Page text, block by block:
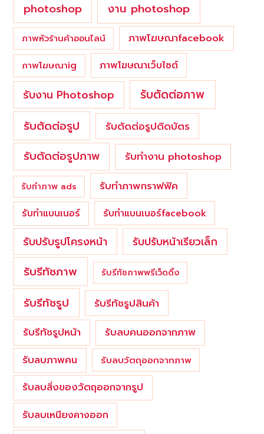
photoshop งาน photoshop
ภาพหัวร้านค้าออนไลน์ ภาพโฆษณาfacebook
ภาพโฆษณาig ภาพโฆษณาเว็บไซต์
รับงาน Photoshop
รับตัดต่อภาพ
รับตัดต่อรูป
รับตัดต่อรูปติดบัตร
รับตัดต่อรูปภาพ รับทำงาน photoshop
รับทำภาพ ads รับทำภาพกราฟฟิค
รับทำแบนเนอร์ รับทำแบนเนอร์facebook
รับปรับรูปโครงหน้า รับปรับหน้าเรียวเล็ก
รับรีทัชภาพ รับรีทัชภาพพรีเว็ดดิ้ง
รับรีทัชรูป
รับรีทัชรูปสินค้า
รับรีทัชรูปหน้า
รับลบคนออกจากภาพ
รับลบภาพคน
รับลบวัตถุออกจากภาพ
รับลบสิ่งของวัตถุออกจากรูป
รับลบเหนียงคางออก